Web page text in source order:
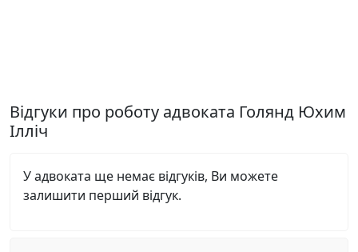
Відгуки про роботу адвоката Голянд Юхим
Ілліч
У адвоката ще немає відгуків, Ви можете
залишити перший відгук.